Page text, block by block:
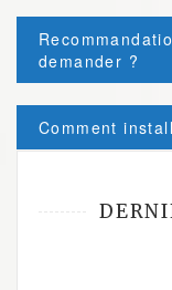
Post
navigation
demander ?
Comment